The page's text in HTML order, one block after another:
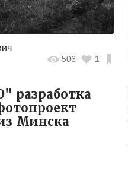
506 1
разработка
Минска